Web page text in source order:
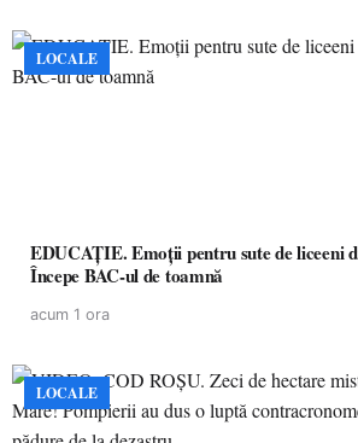
LOCALE
EDUCAȚIE. Emoții pentru sute de liceeni
Începe BAC-ul de toamnă
acum 1 ora
LOCALE